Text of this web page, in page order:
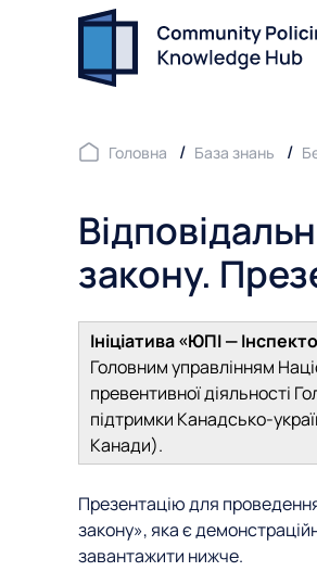
Головна База знань
закону.
Ініціатива «ЮПІ —
Головним управлінням
превентивної діяльності
підтримки Канадсько-
Канади).
Презентацію для проведення
закону», яка є
завантажити нижче.